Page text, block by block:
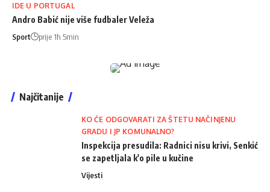
IDE U PORTUGAL
Andro Babić nije više fudbaler Veleža
Sport prije 1h 5min
Najčitanije
KO ĆE ODGOVARATI ZA ŠTETU NAČINJENU
GRADU I JP KOMUNALNO?
Inspekcija presudila: Radnici nisu krivi, Senkić
se zapetljala k'o pile u kučine
Vijesti